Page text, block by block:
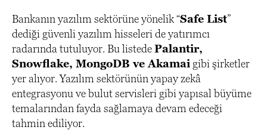
Bankanın yazılım sektörüne yönelik “Safe List”
dediği güvenli yazılım hisseleri de yatırımcı
radarında tutuluyor. Bu listedePalantir,
Snowflake, MongoDB ve Akamai gibi şirketler
yer alıyor. Yazılım sektörünün yapay zekâ
entegrasyonu ve bulut servisleri gibi yapısal büyüme
temalarından fayda sağlamaya devam edeceği
tahmin ediliyor.